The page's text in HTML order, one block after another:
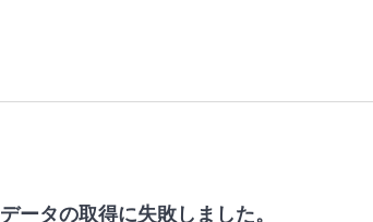
データの取得に失敗しました。